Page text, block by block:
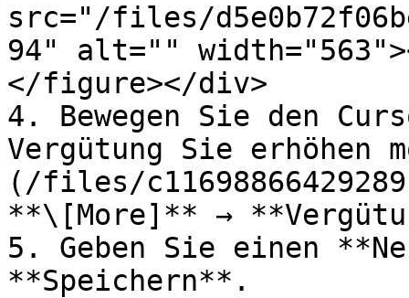
src="/files/
94" alt=""
</figure></div>
4. Bewegen Sie den
Vergütung Sie erhöhen
(/files/
**\[More]** →
5. Geben Sie einen
**Speichern**.